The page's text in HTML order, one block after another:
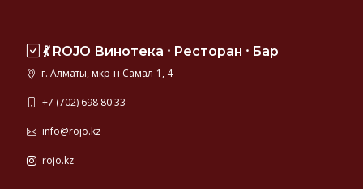
💃 ROJO Винотека ⸱ Ресторан ⸱ Бар
г. Алматы, мкр-н Самал-1, 4
+7 (702) 698 80 33
info@rojo.kz
rojo.kz